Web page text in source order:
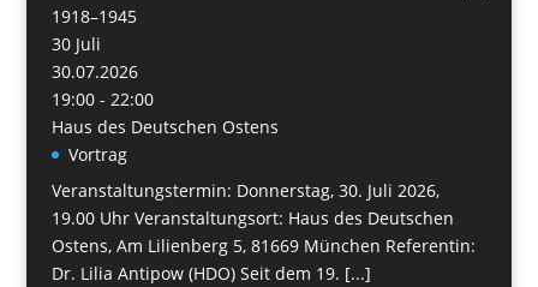
1918–1945
30 Juli
30.07.2026
19:00 - 22:00
Haus des Deutschen Ostens
Vortrag
Veranstaltungstermin: Donnerstag, 30. Juli 2026,
19.00 Uhr Veranstaltungsort: Haus des Deutschen
Ostens, Am Lilienberg 5, 81669 München Referentin:
Dr. Lilia Antipow (HDO) Seit dem 19. [...]